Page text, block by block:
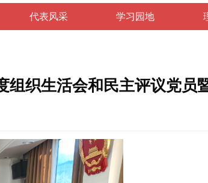
代表风采 学习园地
组织生活会和民主评议党员